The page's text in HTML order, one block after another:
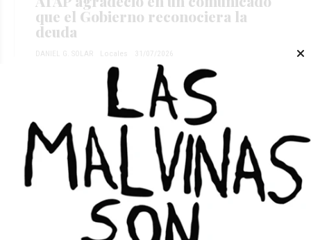
que el Gobierno reconociera la
deuda
DANIEL G. SOLAR Locales 31/07/2026
ENREGE se alía con Vicuña y deja a
San Juan ante el riesgo de pagar
más cara la luz